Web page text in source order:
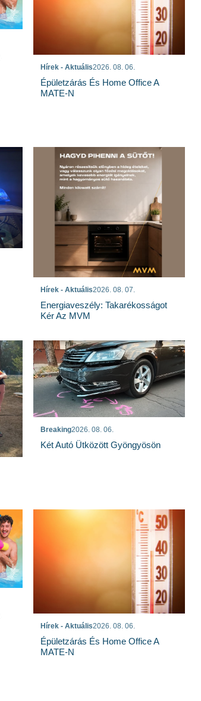
Hírek - Aktuális2026. 08. 06.
Épületzárás És Home Office A
MATE-N
Hírek - Aktuális2026. 08. 07.
Energiaveszély: Takarékosságot
Kér Az MVM
Breaking2026. 08. 06.
Két Autó Ütközött Gyöngyösön
Hírek - Aktuális2026. 08. 06.
Épületzárás És Home Office A
MATE-N